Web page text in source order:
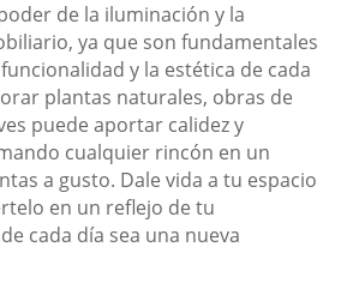
de la iluminación y la
ya que son fundamentales
y la estética de cada
plantas naturales, obras de
puede aportar calidez y
cualquier rincón en un
a gusto. Dale vida a tu espacio
en un reflejo de tu
cada día sea una nueva